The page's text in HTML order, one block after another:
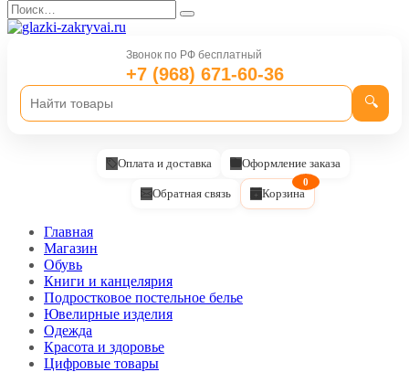
Перейти
к
содержанию
Search
for:
Звонок по РФ бесплатный
+7 (968) 671-60-36
🔍
Оплата и доставка Оформление заказа
Обратная связь Корзина
0
Главная
Магазин
Обувь
Книги и канцелярия
Подростковое постельное белье
Ювелирные изделия
Одежда
Красота и здоровье
Цифровые товары